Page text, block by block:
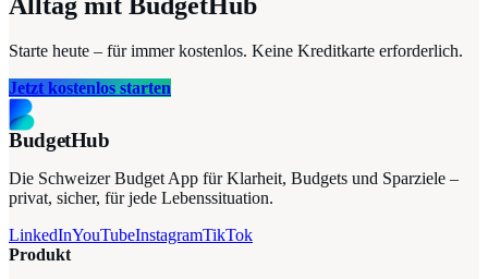
Starte heute – für immer kostenlos. Keine Kreditkarte erforderlich.
Jetzt kostenlos starten
BudgetHub
Die Schweizer Budget App für Klarheit, Budgets und Sparziele –
privat, sicher, für jede Lebenssituation.
LinkedInYouTubeInstagramTikTok
Produkt